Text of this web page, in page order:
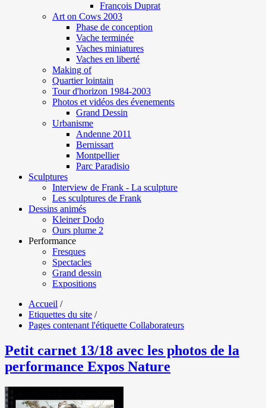
François Duprat
Art on Cows 2003
Phase de conception
Vache terminée
Vaches miniatures
Vaches en liberté
Making of
Quartier lointain
Tour d'horizon 1984-2003
Photos et vidéos des évenements
Grand Dessin
Urbanisme
Andenne 2011
Bernissart
Montpellier
Parc Paradisio
Sculptures
Interview de Frank - La sculpture
Les sculptures de Frank
Dessins animés
Kleiner Dodo
Ours plume 2
Performance
Fresques
Spectacles
Grand dessin
Expositions
Accueil /
Etiquettes du site /
Pages contenant l'étiquette Collaborateurs
Petit carnet 13/18 avec les photos de la
performance Expos Nature